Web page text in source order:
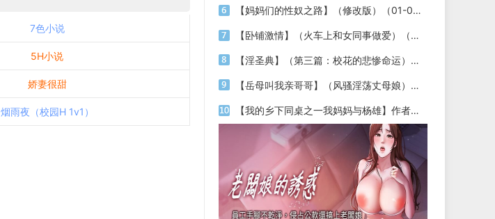
7色小说
5H小说
娇妻很甜
烟雨夜（校园H 1v1）
【妈妈们的性奴之路】（修改版）（01-04）【作者：shushi12345】
【卧铺激情】（火车上和女同事做爱）（局长的千金）作者：不详
【淫圣典】（第三篇：校花的悲惨命运）（01）【作者：落淫圣】
【岳母叫我亲哥哥】（风骚淫荡丈母娘）作者：不详
【我的乡下同桌之一我妈妈与杨雄】作者：ｂｕｌｕｎ